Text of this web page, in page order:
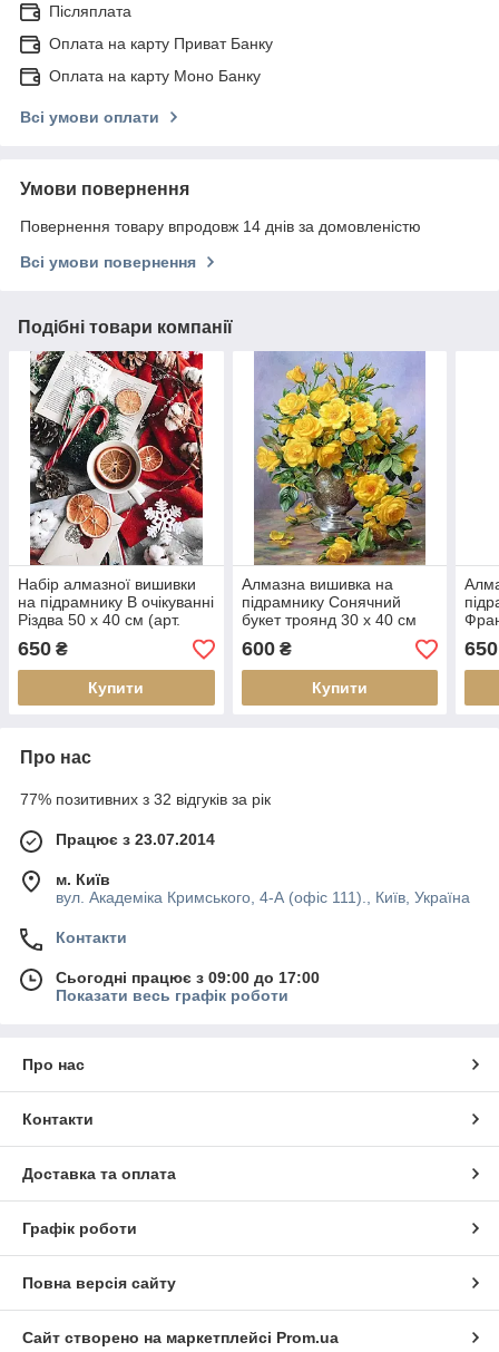
Післяплата
Оплата на карту Приват Банку
Оплата на карту Моно Банку
Всі умови оплати
Умови повернення
Повернення товару впродовж 14 днів за домовленістю
Всі умови повернення
Подібні товари компанії
Набір алмазної вишивки
на підрамнику В очікуванні
Різдва 50 х 40 см (арт.
TN1161)
650 ₴
Купити
Алмазна вишивка на
підрамнику Сонячний
букет троянд 30 х 40 см
(арт. TN164)
600₴
Купити
650
Про нас
77% позитивних з 32 відгуків за рік
Працює з 23.07.2014
м. Київ
вул. Академіка Кримського, 4-А (офіс 111)., Київ, Україна
Контакти
Сьогодні працює з 09:00 до 17:00
Показати весь графік роботи
Про нас
Контакти
Доставка та оплата
Графік роботи
Повна версія сайту
Сайт створено на маркетплейсі Prom.ua